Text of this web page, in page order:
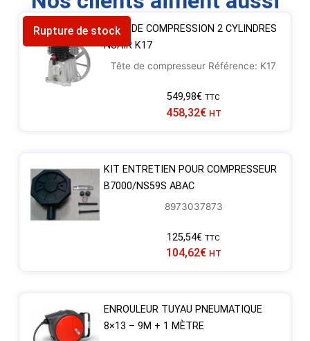
Rupture de stockTÊTE DE COMPRESSION 2 CYLINDRES
NUAIR K17
Tête de compresseur Référence: K17
549,98€ TTC
458,32€ HT
KIT ENTRETIEN POUR COMPRESSEUR
B7000/NS59S ABAC
8973037873
125,54€ TTC
104,62€ HT
ENROULEUR TUYAU PNEUMATIQUE
8×13 – 9M + 1 MÈTRE